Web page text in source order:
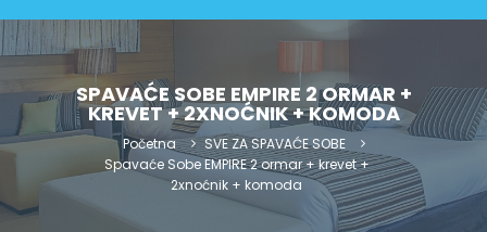
SPAVAĆE SOBE EMPIRE 2 ORMAR +
KREVET + 2XNOĆNIK + KOMODA
Početna
SVE ZA SPAVAĆE SOBE
Spavaće Sobe EMPIRE 2 ormar + krevet +
2xnoćnik + komoda